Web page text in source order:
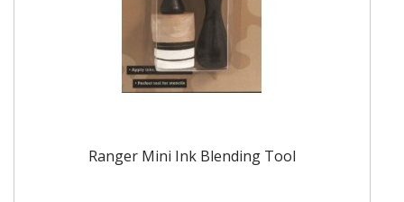
Ranger Mini Ink Blending Tool